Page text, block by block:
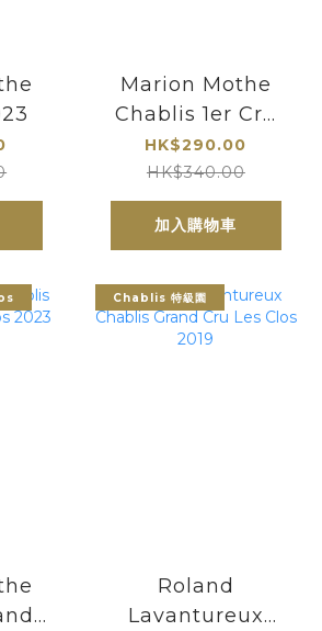
Marion Mothe
Chablis 1er Cru
Vaucoupin 2023
HK$290.00
HK$340.00
加入購物車
Chablis 特級園
Roland
Lavantureux